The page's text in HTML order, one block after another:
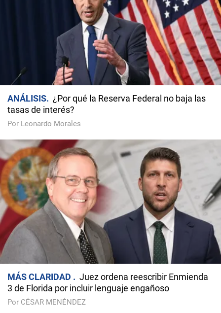
ANÁLISIS
¿Por qué la Reserva Federal no baja las
tasas de interés?
Por Leonardo Morales
MÁS CLARIDAD
Juez ordena reescribir Enmienda
3 de Florida por incluir lenguaje engañoso
Por CÉSAR MENÉNDEZ